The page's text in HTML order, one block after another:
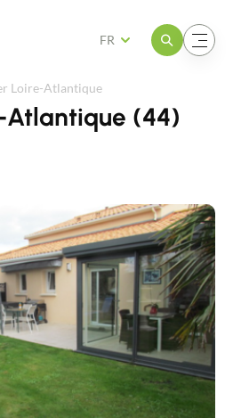
Ouvrir le menuOuvrir le menu
FR
Loire-Atlantique
Atlantique (44)